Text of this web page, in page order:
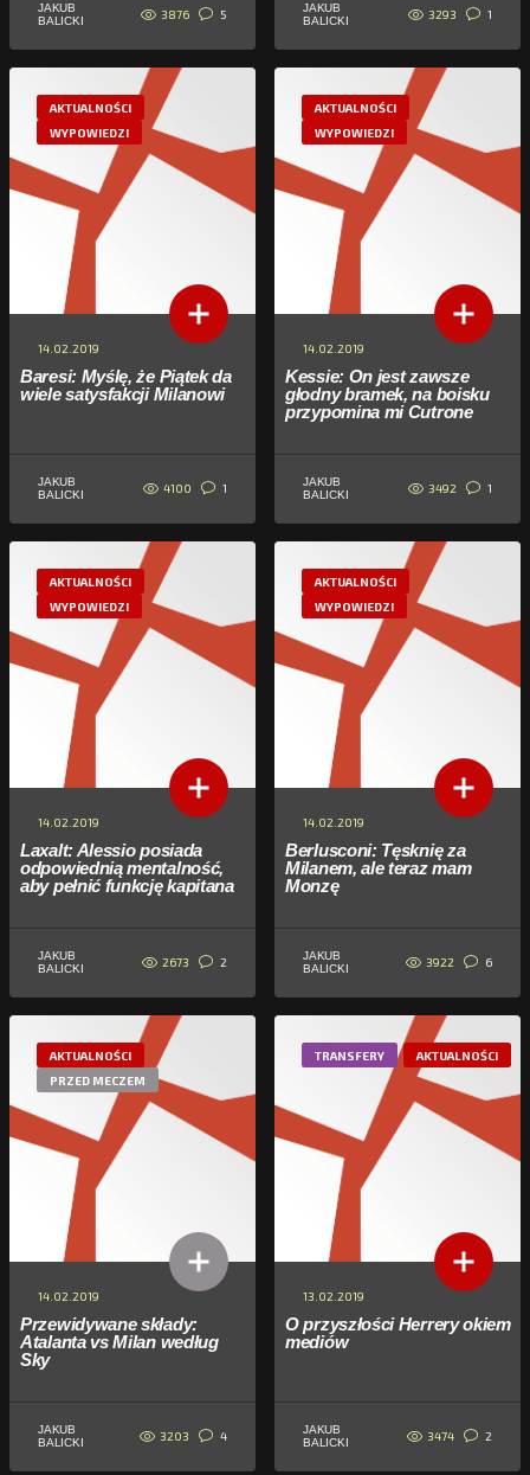
JAKUB
BALICKI
3876 5
JAKUB
BALICKI
3293 1
AKTUALNOŚCI
WYPOWIEDZI
14.02.2019
Baresi: Myślę, że Piątek da
wiele satysfakcji Milanowi
JAKUB
BALICKI
4100 1
AKTUALNOŚCI
WYPOWIEDZI
14.02.2019
Kessie: On jest zawsze
głodny bramek, na boisku
przypomina mi Cutrone
JAKUB
BALICKI
3492 1
AKTUALNOŚCI
WYPOWIEDZI
14.02.2019
Laxalt: Alessio posiada
odpowiednią mentalność,
aby pełnić funkcję kapitana
JAKUB
BALICKI
2673 2
AKTUALNOŚCI
WYPOWIEDZI
14.02.2019
Berlusconi: Tęsknię za
Milanem, ale teraz mam
Monzę
JAKUB
BALICKI
3922 6
AKTUALNOŚCI
PRZED MECZEM
14.02.2019
Przewidywane składy:
Atalanta vs Milan według
Sky
JAKUB
BALICKI
3203 4
TRANSFERY AKTUALNOŚCI
13.02.2019
O przyszłości Herrery okiem
mediów
JAKUB
BALICKI
3474 2